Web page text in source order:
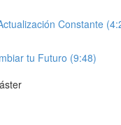
Constante
tu Futuro (9:48)